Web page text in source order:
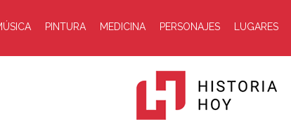
PINTURA MEDICINA PERSONAJES LUGARES